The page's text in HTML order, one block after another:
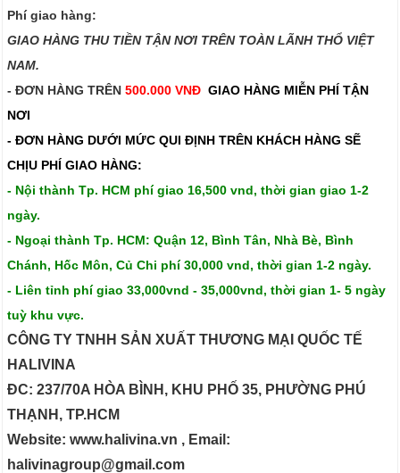
Phí giao hàng:
GIAO HÀNG THU TIỀN TẬN NƠI TRÊN TOÀN LÃNH THỔ VIỆT
NAM.​​
- ĐƠN HÀNG TRÊN500.000 VNĐ GIAO HÀNG MIỄN PHÍ TẬN
NƠI
- ĐƠN HÀNG DƯỚI MỨC QUI ĐỊNH TRÊN KHÁCH HÀNG SẼ
CHỊU PHÍ GIAO HÀNG:
- Nội thành Tp. HCM phí giao 16,500 vnd, thời gian giao 1-2
ngày.
- Ngoại thành Tp. HCM: Quận 12, Bình Tân, Nhà Bè, Bình
Chánh, Hốc Môn, Củ Chi phí 30,000 vnd, thời gian 1-2 ngày.
- Liên tỉnh phí giao 33,000vnd - 35,000vnd, thời gian 1- 5 ngày
tuỳ khu vực.
CÔNG TY TNHH SẢN XUẤT THƯƠNG MẠI QUỐC TẾ
HALIVINA
ĐC: 237/70A HÒA BÌNH, KHU PHỐ 35, PHƯỜNG PHÚ
THẠNH, TP.HCM
Website: www.halivina.vn , Email:
halivinagroup@gmail.com